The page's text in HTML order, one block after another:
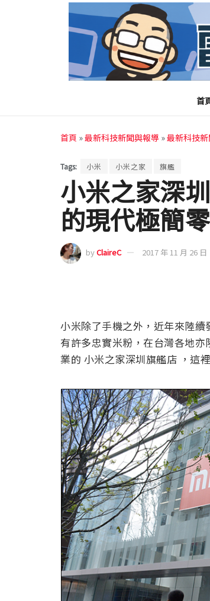
首
首頁 »最新科技新聞與報導 »最新科技
Tags: 小米 小米之家 旗艦
小米之家深
的現代極簡
byClaireC 2017 年 11 月 26 日
小米除了手機之外，近年來陸
有許多忠實米粉，在台灣各地
業的 小米之家深圳旗艦店 ，這